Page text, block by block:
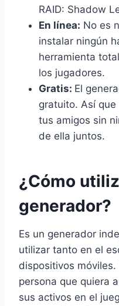
RAID: Shadow
En línea: No es
instalar ningún
herramienta
los jugadores.
Gratis: El
gratuito. Así
tus amigos sin
de ella juntos.
¿Cómo
generador?
Es un generador
utilizar tanto en el
dispositivos
persona que quiera
sus activos en el